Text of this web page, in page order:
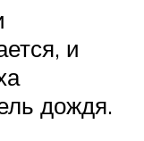
и
дождя.